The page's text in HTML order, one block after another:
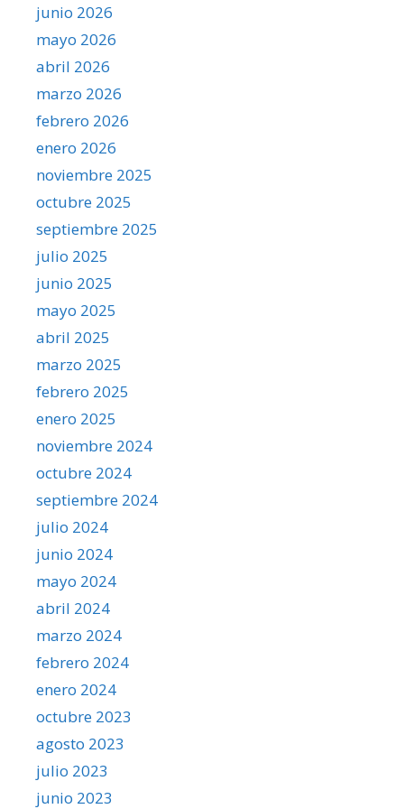
junio 2026
mayo 2026
abril 2026
marzo 2026
febrero 2026
enero 2026
noviembre 2025
octubre 2025
septiembre 2025
julio 2025
junio 2025
mayo 2025
abril 2025
marzo 2025
febrero 2025
enero 2025
noviembre 2024
octubre 2024
septiembre 2024
julio 2024
junio 2024
mayo 2024
abril 2024
marzo 2024
febrero 2024
enero 2024
octubre 2023
agosto 2023
julio 2023
junio 2023